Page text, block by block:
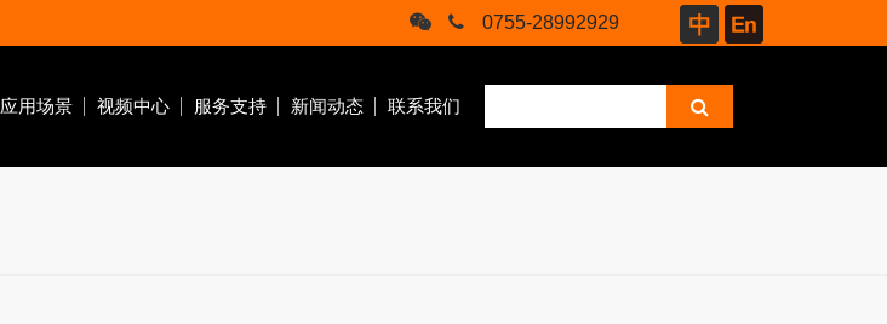
0755-28992929
应用场景 视频中心 服务支持 新闻动态 联系我们